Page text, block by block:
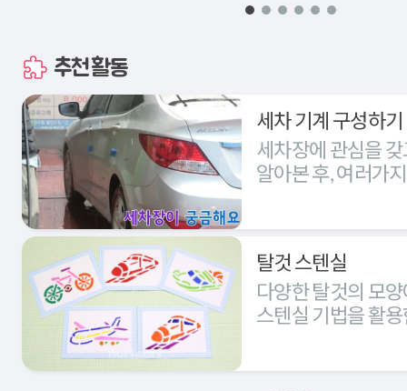
추천활동
세차 기계 구성하기
세차장에 관심을
알아본 후, 여러가
탈것 스텐실
다양한 탈것의 모
스텐실 기법을 활